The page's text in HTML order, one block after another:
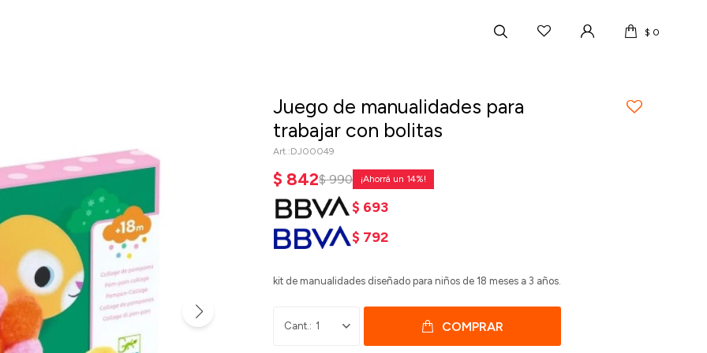
$ 0
Juego de manualidades para
trabajar con bolitas
DJ00049
$ 842$ 990 14
$ 693
$ 792
kit de manualidades diseñado para niños de 18 meses a 3 años.
1 COMPRAR